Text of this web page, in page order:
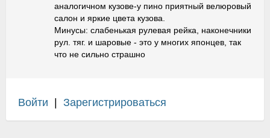
аналогичном кузове-у пино приятный велюровый
салон и яркие цвета кузова.
Минусы: слабенькая рулевая рейка, наконечники
рул. тяг. и шаровые - это у многих японцев, так
что не сильно страшно
Войти Зарегистрироваться